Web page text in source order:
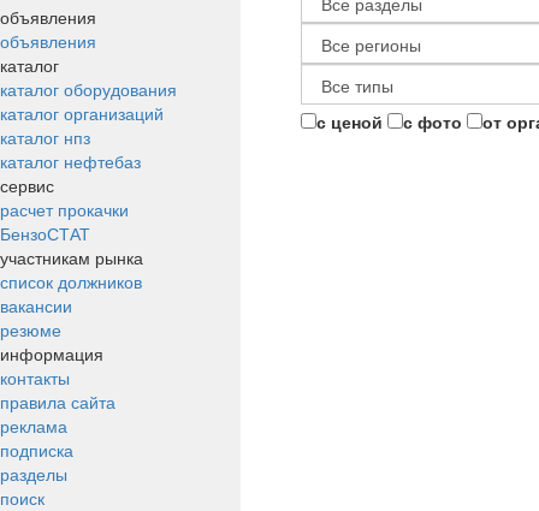
объявления
объявления
каталог
каталог оборудования
каталог организаций
каталог нпз
каталог нефтебаз
сервис
расчет прокачки
БензоСТАТ
участникам рынка
список должников
вакансии
резюме
информация
контакты
правила сайта
реклама
подписка
разделы
поиск
с ценой с фото от